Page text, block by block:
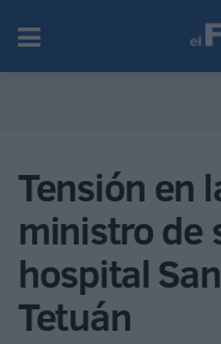
Tensión en
ministro de
hospital
Tetuán